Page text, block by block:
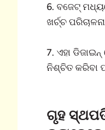
6. ବଜେଟ୍
ଖର୍ଚ୍ଚ
7. ଏହା
ନିଶ୍ଚିତ କରିବା
ଗୃହ